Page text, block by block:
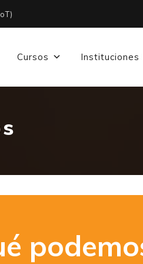
Cursos Instituciones